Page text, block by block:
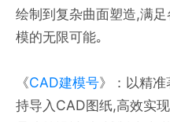
绘制到复杂曲面塑造,满
模的无限可能｡
《CAD建模号》：以精准
持导入CAD图纸,高效实